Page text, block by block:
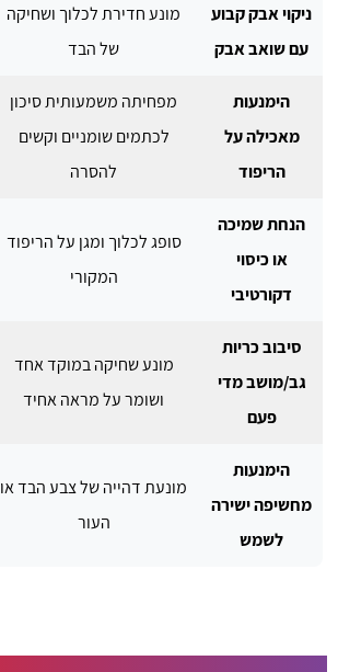
ניקוי אבק קבוע
עם שואב אבק
מונע חדירת לכלוך ושחיקה
של הבד
הימנעות
מאכילה על
הריפוד
מפחיתה משמעותית סיכון
לכתמים שומניים וקשים
להסרה
הנחת שמיכה
או כיסוי
דקורטיבי
סופג לכלוך ומגן על הריפוד
המקורי
סיבוב כריות
גב/מושב מדי
פעם
מונע שחיקה במוקד אחד
ושומר על מראה אחיד
הימנעות
מחשיפה ישירה
לשמש
מונעת דהייה של צבע הבד או
העור